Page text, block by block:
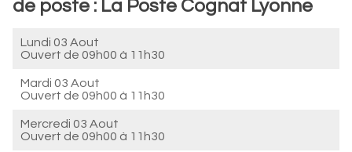
de poste : La Poste Cognat Lyonne
Lundi 03 Aout
Ouvert de 09h00 à 11h30
Mardi 03 Aout
Ouvert de 09h00 à 11h30
Mercredi 03 Aout
Ouvert de 09h00 à 11h30